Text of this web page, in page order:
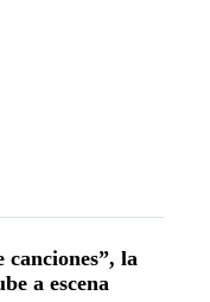
canciones”, la
a escena